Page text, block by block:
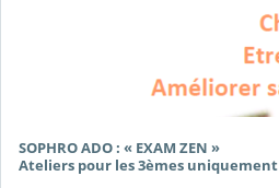
SOPHRO ADO : « EXAM ZEN »
Ateliers pour les 3èmes uniquement